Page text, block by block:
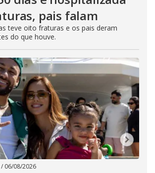
pais falam
teve oito fraturas e os pais deram
do que houve.
/ 06/08/2026